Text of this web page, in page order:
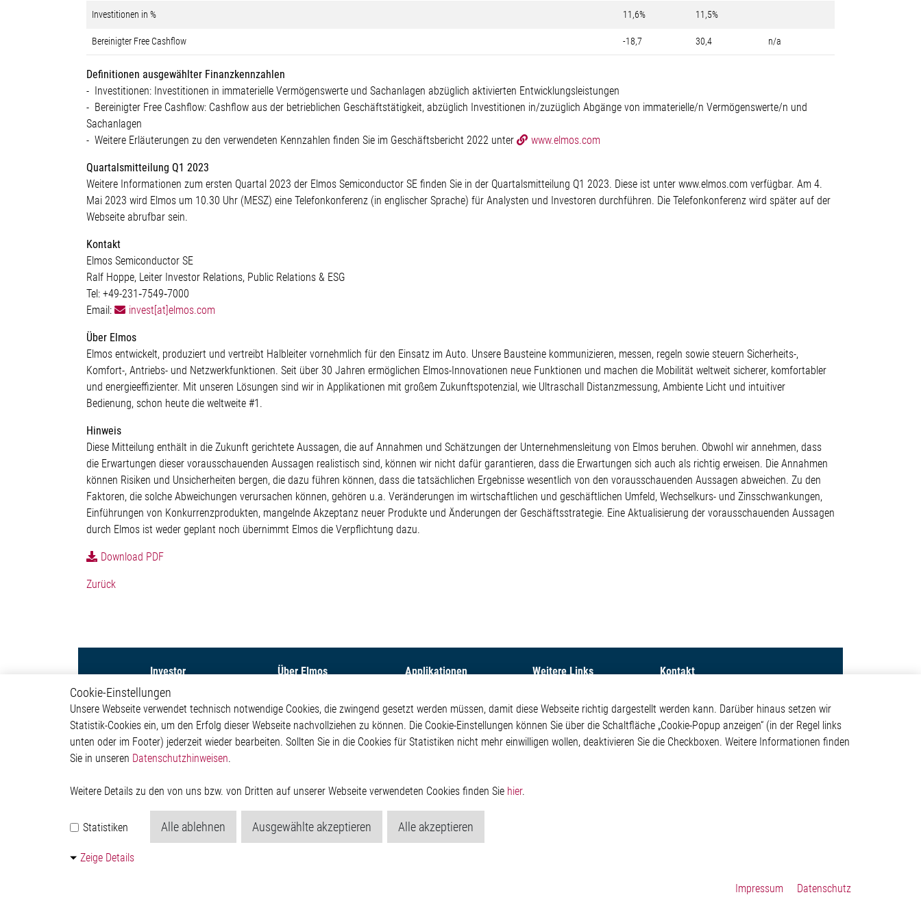
Investitionen in % 11,6% 11,5%
Bereinigter Free Cashflow -18,7 30,4 n/a
Definitionen ausgewählter Finanzkennzahlen
- Investitionen: Investitionen in immaterielle Vermögenswerte und Sachanlagen abzüglich aktivierten Entwicklungsleistungen
- Bereinigter Free Cashflow: Cashflow aus der betrieblichen Geschäftstätigkeit, abzüglich Investitionen in/zuzüglich Abgänge von immaterielle/n Vermögenswerte/n und
Sachanlagen
- Weitere Erläuterungen zu den verwendeten Kennzahlen finden Sie im Geschäftsbericht 2022 unter
www.elmos.com
Quartalsmitteilung Q1 2023
Weitere Informationen zum ersten Quartal 2023 der Elmos Semiconductor SE finden Sie in der Quartalsmitteilung Q1 2023. Diese ist unter www.elmos.com verfügbar. Am 4.
Mai 2023 wird Elmos um 10.30 Uhr (MESZ) eine Telefonkonferenz (in englischer Sprache) für Analysten und Investoren durchführen. Die Telefonkonferenz wird später auf der
Webseite abrufbar sein.
Kontakt
Elmos Semiconductor SE
Ralf Hoppe, Leiter Investor Relations, Public Relations & ESG
Tel: +49-231‐7549‐7000
Email:
invest[at]elmos.com
Über Elmos
Elmos entwickelt, produziert und vertreibt Halbleiter vornehmlich für den Einsatz im Auto. Unsere Bausteine kommunizieren, messen, regeln sowie steuern Sicherheits-,
Komfort-, Antriebs- und Netzwerkfunktionen. Seit über 30 Jahren ermöglichen Elmos-Innovationen neue Funktionen und machen die Mobilität weltweit sicherer, komfortabler
und energieeffizienter. Mit unseren Lösungen sind wir in Applikationen mit großem Zukunftspotenzial, wie Ultraschall Distanzmessung, Ambiente Licht und intuitiver
Bedienung, schon heute die weltweite #1.
Hinweis
Diese Mitteilung enthält in die Zukunft gerichtete Aussagen, die auf Annahmen und Schätzungen der Unternehmensleitung von Elmos beruhen. Obwohl wir annehmen, dass
die Erwartungen dieser vorausschauenden Aussagen realistisch sind, können wir nicht dafür garantieren, dass die Erwartungen sich auch als richtig erweisen. Die Annahmen
können Risiken und Unsicherheiten bergen, die dazu führen können, dass die tatsächlichen Ergebnisse wesentlich von den vorausschauenden Aussagen abweichen. Zu den
Faktoren, die solche Abweichungen verursachen können, gehören u.a. Veränderungen im wirtschaftlichen und geschäftlichen Umfeld, Wechselkurs- und Zinsschwankungen,
Einführungen von Konkurrenzprodukten, mangelnde Akzeptanz neuer Produkte und Änderungen der Geschäftsstrategie. Eine Aktualisierung der vorausschauenden Aussagen
durch Elmos ist weder geplant noch übernimmt Elmos die Verpflichtung dazu.
Download PDF
Zurück
Investor
Capital Markets Day 2026
Aktie
Finanznachrichten
Finanzberichte &
Präsentationen
Regulatorische
Bekanntmachungen
Hauptversammlung
Finanzkalender &
Über Elmos
Investor
Newsroom
Applikationen
Our Solutions
Non-Automotive
Virtueller Messestand
Weitere Links
Kontakt
Hinweisgeberschutzsystem
Rechtliches
Kontakt
Werkstättenstraße 18
51379 Leverkusen
Telefon: +49 (0) 2171 / 40
Cookie-Einstellungen
Unsere Webseite verwendet technisch notwendige Cookies, die zwingend gesetzt werden müssen, damit diese Webseite richtig dargestellt werden kann. Darüber hinaus setzen wir
Statistik-Cookies ein, um den Erfolg dieser Webseite nachvollziehen zu können. Die Cookie-Einstellungen können Sie über die Schaltfläche „Cookie-Popup anzeigen“ (in der Regel links
unten oder im Footer) jederzeit wieder bearbeiten. Sollten Sie in die Cookies für Statistiken nicht mehr einwilligen wollen, deaktivieren Sie die Checkboxen. Weitere Informationen finden
Sie in unseren Datenschutzhinweisen.
Weitere Details zu den von uns bzw. von Dritten auf unserer Webseite verwendeten Cookies finden Sie hier.
Statistiken Alle ablehnen Ausgewählte akzeptieren Alle akzeptieren
Zeige Details
Impressum Datenschutz